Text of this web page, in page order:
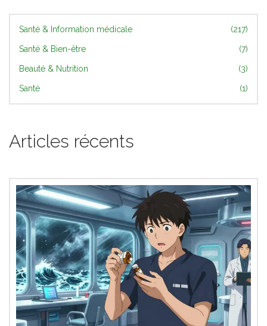
Santé & Information médicale (217)
Santé & Bien-être (7)
Beauté & Nutrition (3)
Santé (1)
Articles récents